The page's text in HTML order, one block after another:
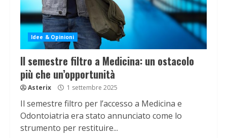
Idee & Opinioni
Il semestre filtro a Medicina: un ostacolo
più che un’opportunità
Asterix 1 settembre 2025
Il semestre filtro per l’accesso a Medicina e
Odontoiatria era stato annunciato come lo
strumento per restituire...